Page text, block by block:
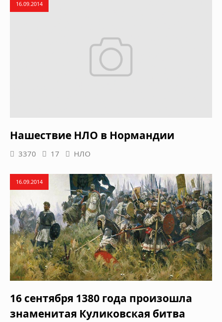
16.09.2014
Нашествие НЛО в Нормандии
3370 17 НЛО
16.09.2014
16 сентября 1380 года произошла
знаменитая Куликовская битва